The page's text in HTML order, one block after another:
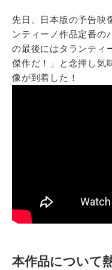
先日、日本版の予告映
ンティーノ作品定番の
の最後にはタランティ
傑作だ！」と念押し気
像が到着した！
本作品について